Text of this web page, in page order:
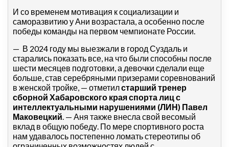
И со временем мотивация к социализации и
саморазвитию у Ани возрастала, а особенно после
победы команды на первом чемпионате России.
— В 2024 году мы выезжали в город Суздаль и
старались показать все, на что были способны после
шести месяцев подготовки, а девочки сделали еще
больше, став серебряными призерами соревнований
в женской тройке, — отметилстарший тренер
сборной Хабаровского края спорта лиц с
интеллектуальными нарушениями (ЛИН) Павел
Маковецкий. — Аня также внесла свой весомый
вклад в общую победу. По мере спортивного роста
нам удавалось постепенно ломать стереотипы об